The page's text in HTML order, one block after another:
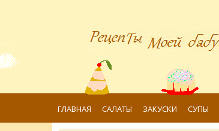
ГЛАВНАЯ САЛАТЫ ЗАКУСКИ СУПЫ